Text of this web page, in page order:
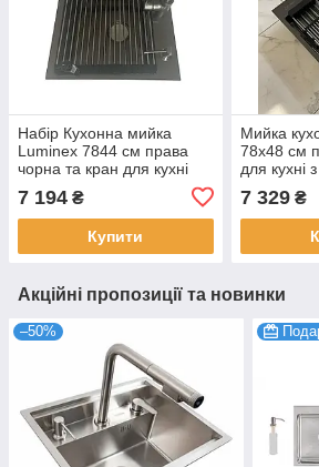
Набір Кухонна мийка
Luminex 7844 см права
чорна та кран для кухні
7 194 ₴
Купити
Мийка
78х48 см
для кухні
7 329₴
Акційні пропозиції та новинки
–50%